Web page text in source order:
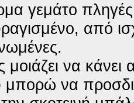
γεμάτο
από
μοιάζει να
να